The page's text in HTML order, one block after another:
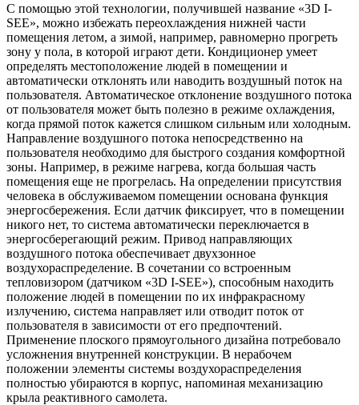
С помощью этой технологии, получившей название «3D I-
SEE», можно избежать переохлаждения нижней части
помещения летом, а зимой, например, равномерно прогреть
зону у пола, в которой играют дети. Кондиционер умеет
определять местоположение людей в помещении и
автоматически отклонять или наводить воздушный поток на
пользователя. Автоматическое отклонение воздушного потока
от пользователя может быть полезно в режиме охлаждения,
когда прямой поток кажется слишком сильным или холодным.
Направление воздушного потока непосредственно на
пользователя необходимо для быстрого создания комфортной
зоны. Например, в режиме нагрева, когда большая часть
помещения еще не прогрелась. На определении присутствия
человека в обслуживаемом помещении основана функция
энергосбережения. Если датчик фиксирует, что в помещении
никого нет, то система автоматически переключается в
энергосберегающий режим. Привод направляющих
воздушного потока обеспечивает двухзонное
воздухораспределение. В сочетании со встроенным
тепловизором (датчиком «3D I-SEE»), способным находить
положение людей в помещении по их инфракрасному
излучению, система направляет или отводит поток от
пользователя в зависимости от его предпочтений.
Применение плоского прямоугольного дизайна потребовало
усложнения внутренней конструкции. В нерабочем
положении элементы системы воздухораспределения
полностью убираются в корпус, напоминая механизацию
крыла реактивного самолета.